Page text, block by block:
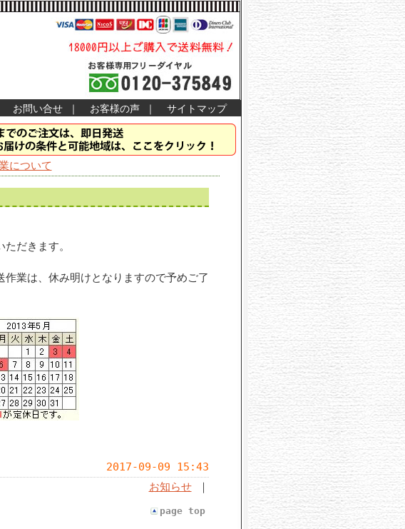
お問い合せ｜ お客様の声｜ サイトマップ
について
だきます。
業は、休み明けとなりますので予めご了
2017-09-09 15:43
お知らせ｜
page top